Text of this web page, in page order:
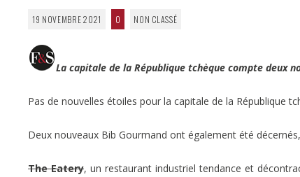
19 NOVEMBRE 2021 0 NON CLASSÉ
La capitale de la République tchèque compte deux
Pas de nouvelles étoiles pour la capitale de la République
Deux nouveaux Bib Gourmand ont également été
The Eatery, un restaurant industriel tendance et